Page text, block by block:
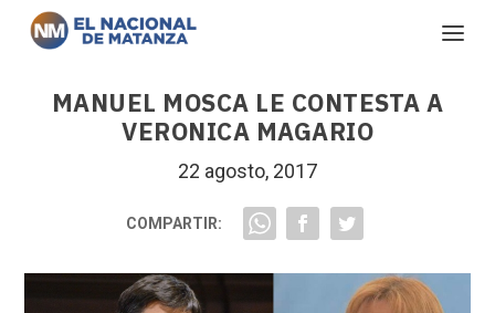
MANUEL MOSCA LE CONTESTA A
VERONICA MAGARIO
22 agosto, 2017
COMPARTIR: